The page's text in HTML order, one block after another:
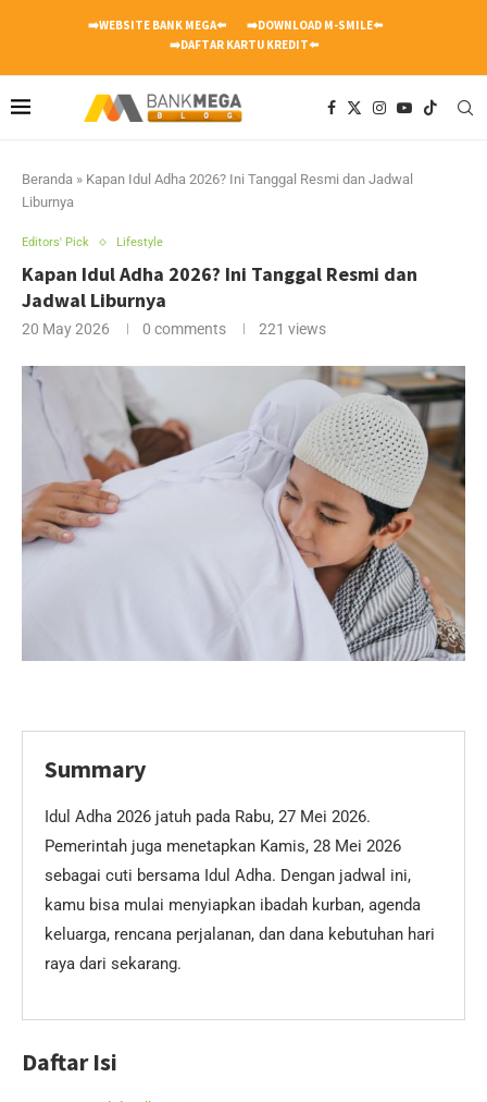
➡️WEBSITE BANK MEGA⬅️
➡️DOWNLOAD M-SMILE⬅️
➡️DAFTAR KARTU KREDIT⬅️
Beranda » Kapan Idul Adha 2026? Ini Tanggal Resmi dan Jadwal
Liburnya
Editors' Pick Lifestyle
Kapan Idul Adha 2026? Ini Tanggal Resmi dan
Jadwal Liburnya
20 May 2026 0 comments 221 views
Summary
Idul Adha 2026 jatuh pada Rabu, 27 Mei 2026.
Pemerintah juga menetapkan Kamis, 28 Mei 2026
sebagai cuti bersama Idul Adha. Dengan jadwal ini,
kamu bisa mulai menyiapkan ibadah kurban, agenda
keluarga, rencana perjalanan, dan dana kebutuhan hari
raya dari sekarang.
Daftar Isi